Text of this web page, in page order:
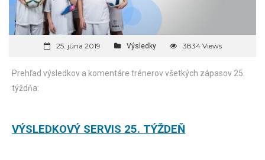
25. júna 2019 Výsledky 3834 Views
Prehľad výsledkov a komentáre trénerov všetkých zápasov 25.
týždňa:
VÝSLEDKOVÝ SERVIS 25. TÝŽDEŇ